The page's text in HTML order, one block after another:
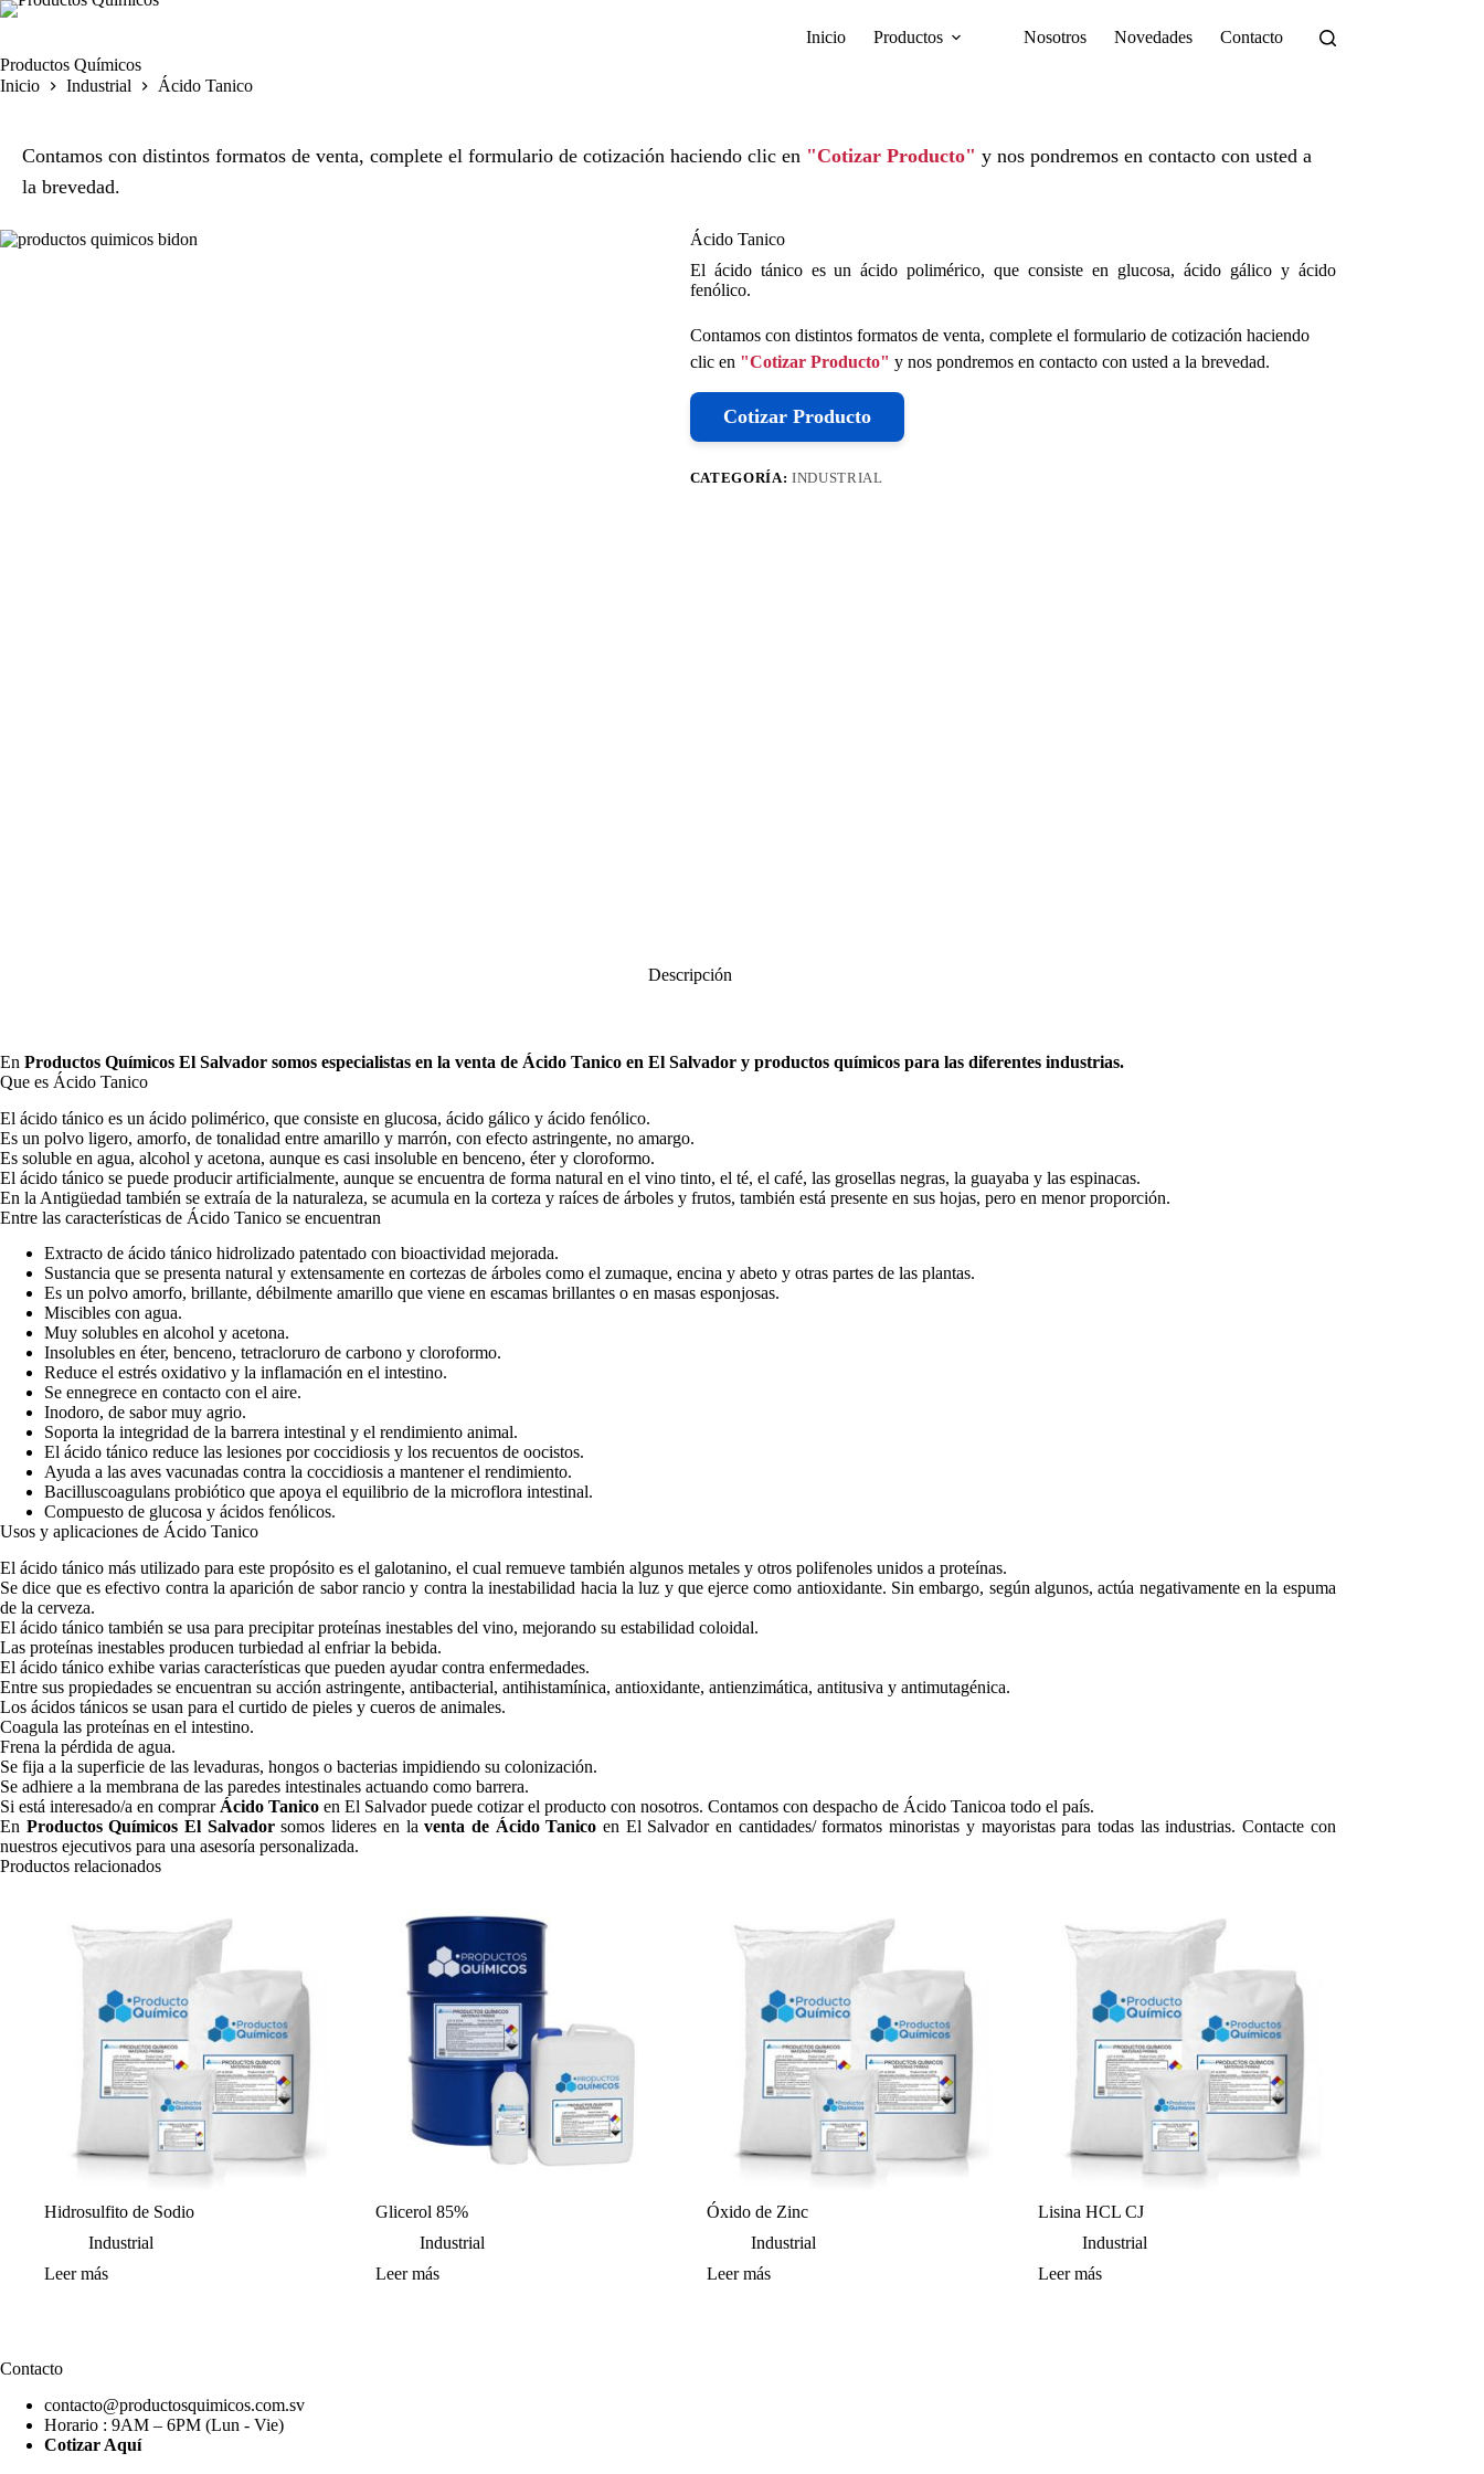
Saltar
Productos Químicos
Inicio Productos Nosotros Novedades Contacto
Inicio Industrial Ácido Tanico
Contamos con distintos formatos de venta, complete el formulario de cotización haciendo clic en "Cotizar Producto" y nos pondremos en contacto con usted a
la brevedad.
Ácido Tanico
El ácido tánico es un ácido polimérico, que consiste en glucosa, ácido gálico y ácido
fenólico.
Contamos con distintos formatos de venta, complete el formulario de cotización haciendo
clic en "Cotizar Producto" y nos pondremos en contacto con usted a la brevedad.
Cotizar Producto
CATEGORÍA: INDUSTRIAL
Descripción
En Productos Químicos El Salvador somos especialistas en la venta de Ácido Tanico en El Salvador y productos químicos para las diferentes industrias.
Que es Ácido Tanico
El ácido tánico es un ácido polimérico, que consiste en glucosa, ácido gálico y ácido fenólico.
Es un polvo ligero, amorfo, de tonalidad entre amarillo y marrón, con efecto astringente, no amargo.
Es soluble en agua, alcohol y acetona, aunque es casi insoluble en benceno, éter y cloroformo.
El ácido tánico se puede producir artificialmente, aunque se encuentra de forma natural en el vino tinto, el té, el café, las grosellas negras, la guayaba y las espinacas.
En la Antigüedad también se extraía de la naturaleza, se acumula en la corteza y raíces de árboles y frutos, también está presente en sus hojas, pero en menor proporción.
Entre las características de Ácido Tanico se encuentran
Extracto de ácido tánico hidrolizado patentado con bioactividad mejorada.
Sustancia que se presenta natural y extensamente en cortezas de árboles como el zumaque, encina y abeto y otras partes de las plantas.
Es un polvo amorfo, brillante, débilmente amarillo que viene en escamas brillantes o en masas esponjosas.
Miscibles con agua.
Muy solubles en alcohol y acetona.
Insolubles en éter, benceno, tetracloruro de carbono y cloroformo.
Reduce el estrés oxidativo y la inflamación en el intestino.
Se ennegrece en contacto con el aire.
Inodoro, de sabor muy agrio.
Soporta la integridad de la barrera intestinal y el rendimiento animal.
El ácido tánico reduce las lesiones por coccidiosis y los recuentos de oocistos.
Ayuda a las aves vacunadas contra la coccidiosis a mantener el rendimiento.
Bacilluscoagulans probiótico que apoya el equilibrio de la microflora intestinal.
Compuesto de glucosa y ácidos fenólicos.
Usos y aplicaciones de Ácido Tanico
El ácido tánico más utilizado para este propósito es el galotanino, el cual remueve también algunos metales y otros polifenoles unidos a proteínas.
Se dice que es efectivo contra la aparición de sabor rancio y contra la inestabilidad hacia la luz y que ejerce como antioxidante. Sin embargo, según algunos, actúa negativamente en la espuma
de la cerveza.
El ácido tánico también se usa para precipitar proteínas inestables del vino, mejorando su estabilidad coloidal.
Las proteínas inestables producen turbiedad al enfriar la bebida.
El ácido tánico exhibe varias características que pueden ayudar contra enfermedades.
Entre sus propiedades se encuentran su acción astringente, antibacterial, antihistamínica, antioxidante, antienzimática, antitusiva y antimutagénica.
Los ácidos tánicos se usan para el curtido de pieles y cueros de animales.
Coagula las proteínas en el intestino.
Frena la pérdida de agua.
Se fija a la superficie de las levaduras, hongos o bacterias impidiendo su colonización.
Se adhiere a la membrana de las paredes intestinales actuando como barrera.
Si está interesado/a en comprarÁcido Tanico en El Salvador puede cotizar el producto con nosotros. Contamos con despacho de Ácido Tanicoa todo el país.
En Productos Químicos El Salvador somos lideres en laventa de Ácido Tanicoen El Salvador en cantidades/ formatos minoristas y mayoristas para todas las industrias. Contacte con
nuestros ejecutivos para una asesoría personalizada.
Productos relacionados
Hidrosulfito de Sodio
Industrial
Leer más
Glicerol 85%
Industrial
Leer más
Óxido de Zinc
Industrial
Leer más
Lisina HCL CJ
Industrial
Leer más
Contacto
contacto@productosquimicos.com.sv
Horario : 9AM – 6PM (Lun - Vie)
Cotizar Aquí